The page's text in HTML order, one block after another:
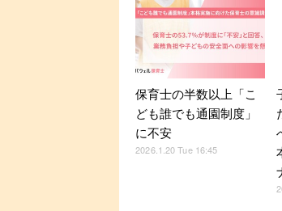
保育士の半数以上「こ
ども誰でも通園制度」
に不安
2026.1.20 Tue 16:45